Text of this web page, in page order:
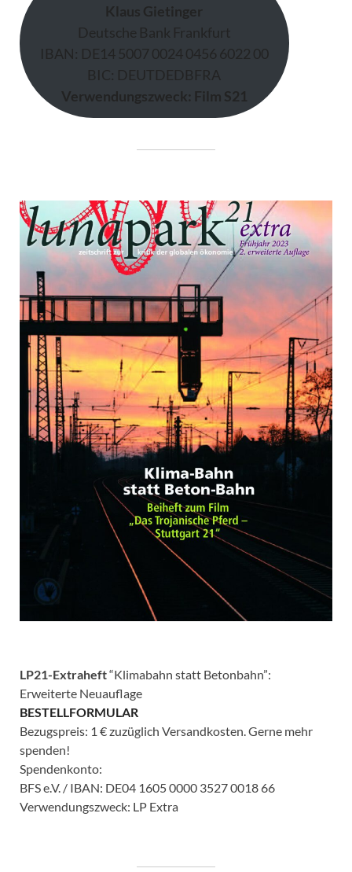
Klaus Gietinger
Deutsche Bank Frankfurt
IBAN: DE14 5007 0024 0456 6022 00
BIC: DEUTDEDBFRA
Verwendungszweck: Film S21
LP21-Extraheft“Klimabahn statt Betonbahn”:
Erweiterte Neuauflage
BESTELLFORMULAR
Bezugspreis: 1 € zuzüglich Versandkosten. Gerne mehr
spenden!
Spendenkonto:
BFS e.V. / IBAN: DE04 1605 0000 3527 0018 66
Verwendungszweck: LP Extra